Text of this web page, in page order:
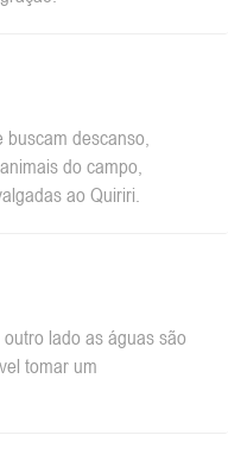
buscam descanso,
do campo,
ao Quiriri.
lado as águas são
tomar um